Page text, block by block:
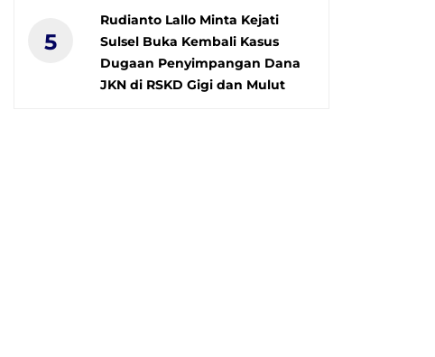
5
Rudianto Lallo Minta Kejati
Sulsel Buka Kembali Kasus
Dugaan Penyimpangan Dana
JKN di RSKD Gigi dan Mulut